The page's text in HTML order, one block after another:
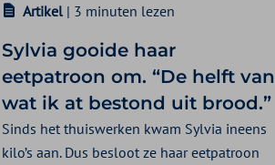
Artikel | 3 minuten lezen
Sylvia gooide haar
eetpatroon om. “De helft van
wat ik at bestond uit brood.”
Sinds het thuiswerken kwam Sylvia ineens
kilo’s aan. Dus besloot ze haar eetpatroon